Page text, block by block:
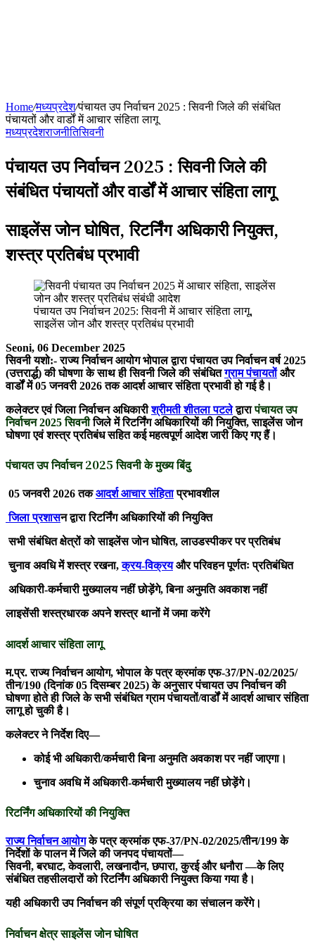
Home/मध्यप्रदेश/पंचायत उप निर्वाचन 2025 : सिवनी जिले की संबंधित
पंचायतों और वार्डों में आचार संहिता लागू
मध्यप्रदेशराजनीतिसिवनी
पंचायत उप निर्वाचन 2025 : सिवनी जिले की
संबंधित पंचायतों और वार्डों में आचार संहिता लागू
साइलेंस जोन घोषित, रिटर्निंग अधिकारी नियुक्त,
शस्त्र प्रतिबंध प्रभावी
पंचायत उप निर्वाचन 2025: सिवनी में आचार संहिता लागू,
साइलेंस जोन और शस्त्र प्रतिबंध प्रभावी
Seoni, 06 December 2025
सिवनी यशो:- राज्य निर्वाचन आयोग भोपाल द्वारा पंचायत उप निर्वाचन वर्ष 2025
(उत्तरार्द्ध) की घोषणा के साथ ही सिवनी जिले की संबंधितग्राम पंचायतोंऔर
वार्डों में 05 जनवरी 2026 तक आदर्श आचार संहिता प्रभावी हो गई है।
कलेक्टर एवं जिला निर्वाचन अधिकारीश्रीमती शीतला पटलेद्वारापंचायत उप
निर्वाचन 2025 सिवनीजिले में रिटर्निंग अधिकारियों की नियुक्ति, साइलेंस जोन
घोषणा एवं शस्त्र प्रतिबंध सहित कई महत्वपूर्ण आदेश जारी किए गए हैं।
पंचायत उप निर्वाचन 2025 सिवनी के मुख्य बिंदु
05 जनवरी 2026 तकआदर्श आचार संहिताप्रभावशील
जिला प्रशासन द्वारा रिटर्निंग अधिकारियों की नियुक्ति
सभी संबंधित क्षेत्रों को साइलेंस जोन घोषित, लाउडस्पीकर पर प्रतिबंध
चुनाव अवधि में शस्त्र रखना,क्रय-विक्रयऔर परिवहन पूर्णतः प्रतिबंधित
अधिकारी-कर्मचारी मुख्यालय नहीं छोड़ेंगे, बिना अनुमति अवकाश नहीं
लाइसेंसी शस्त्रधारक अपने शस्त्र थानों में जमा करेंगे
आदर्श आचार संहिता लागू
म.प्र. राज्य निर्वाचन आयोग, भोपाल के पत्र क्रमांक एफ-37/PN-02/2025/
तीन/190 (दिनांक 05 दिसम्बर 2025) के अनुसार पंचायत उप निर्वाचन की
घोषणा होते ही जिले के सभी संबंधित ग्राम पंचायतों/वार्डों में आदर्श आचार संहिता
लागू हो चुकी है।
कलेक्टर ने निर्देश दिए—
कोई भी अधिकारी/कर्मचारी बिना अनुमति अवकाश पर नहीं जाएगा।
चुनाव अवधि में अधिकारी-कर्मचारी मुख्यालय नहीं छोड़ेंगे।
रिटर्निंग अधिकारियों की नियुक्ति
राज्य निर्वाचन आयोगके पत्र क्रमांक एफ-37/PN-02/2025/तीन/199 के
निर्देशों के पालन में जिले की जनपद पंचायतों—
सिवनी, बरघाट, केवलारी, लखनादौन, छपारा, कुरई और धनौरा —के लिए
संबंधित तहसीलदारों को रिटर्निंग अधिकारी नियुक्त किया गया है।
यही अधिकारी उप निर्वाचन की संपूर्ण प्रक्रिया का संचालन करेंगे।
निर्वाचन क्षेत्र साइलेंस जोन घोषित